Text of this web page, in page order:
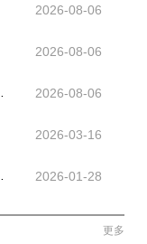
2026-08-06
2026-08-06
2026-08-06
2026-03-16
2026-01-28
更多